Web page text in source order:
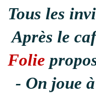
Tous les
Après le
Folie
- On joue